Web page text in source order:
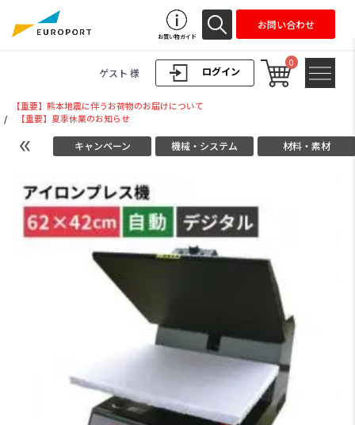
ログイン
ゲスト 様
0
お買い物ガイド
お問い合わせ
【重要】熊本地震に伴うお荷物のお届けについて
/
【重要】夏季休業のお知らせ
キャンペーン 機械・システム 材料・素材